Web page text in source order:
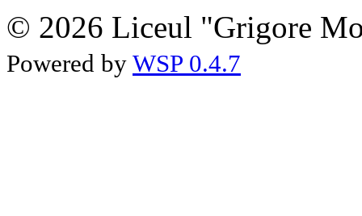
© 2026 Liceul "Grigore
Powered by WSP 0.4.7